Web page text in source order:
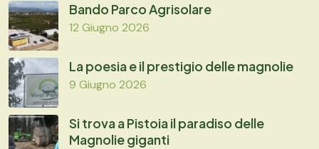
Bando Parco Agrisolare
12 Giugno 2026
La poesia e il prestigio delle magnolie
9 Giugno 2026
Si trova a Pistoia il paradiso delle
Magnolie giganti